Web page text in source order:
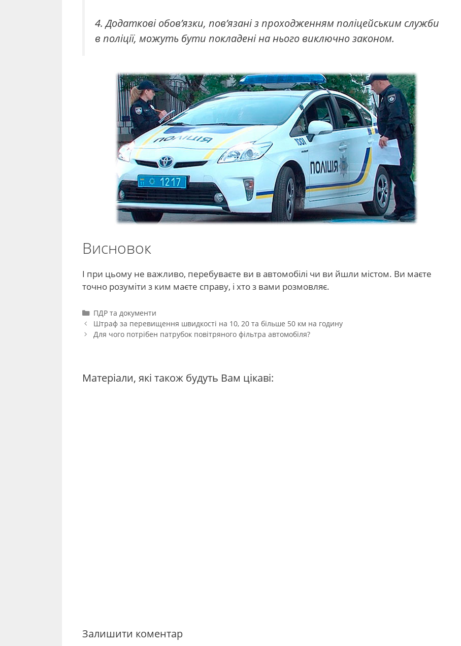
4. Додаткові обов’язки, пов’язані з проходженням поліцейським служби
в поліції, можуть бути покладені на нього виключно законом.
Висновок
І при цьому не важливо, перебуваєте ви в автомобілі чи ви йшли містом. Ви маєте
точно розуміти з ким маєте справу, і хто з вами розмовляє.
Категорії
ПДР та документи
Навігація
по
Штраф за перевищення швидкості на 10, 20 та більше 50 км на годину
Для чого потрібен патрубок повітряного фільтра автомобіля?
Матеріали, які також будуть Вам цікаві:
Залишити коментар